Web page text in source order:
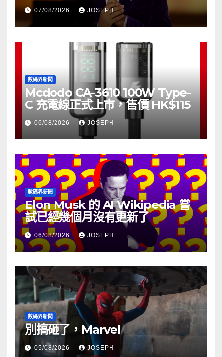
07/08/2026 JOSEPH
數碼界新聞
Mcdodo CA-3610 100W Type-
C 充電線正式上市，售價 HK$115
06/08/2026 JOSEPH
數碼界新聞
Elon Musk 的 AI Wikipedia 嘗
試已經幾個月沒有更新了
06/08/2026 JOSEPH
數碼界新聞
別搞砸了，Marvel
05/08/2026 JOSEPH